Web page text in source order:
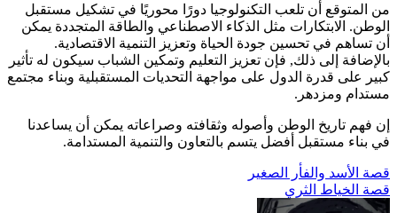
من المتوقع أن تلعب التكنولوجيا دورًا محوريًا في تشكيل مستقبل
الوطن. الابتكارات مثل الذكاء الاصطناعي والطاقة المتجددة يمكن
أن تساهم في تحسين جودة الحياة وتعزيز التنمية الاقتصادية.
بالإضافة إلى ذلك, فإن تعزيز التعليم وتمكين الشباب سيكون له تأثير
كبير على قدرة الدول على مواجهة التحديات المستقبلية وبناء مجتمع
مستدام ومزدهر.
إن فهم تاريخ الوطن وأصوله وثقافته وصراعاته يمكن أن يساعدنا
في بناء مستقبل أفضل يتسم بالتعاون والتنمية المستدامة.
تصفّح
المقالات
قصة الأسد والفأر الصغير
قصة الخياط الثري